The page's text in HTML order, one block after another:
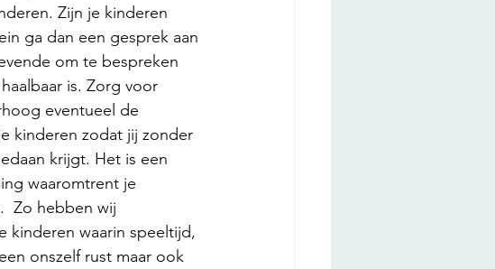
Zijn je kinderen
ga dan een gesprek aan
om te bespreken
is. Zorg voor
eventueel de
kinderen zodat jij zonder
krijgt. Het is een
waaromtrent je
Zo hebben wij
kinderen waarin speeltijd,
onszelf rust maar ook